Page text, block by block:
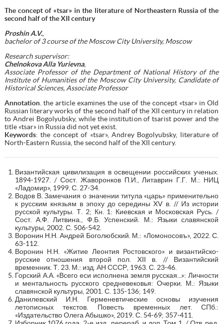
The concept of «tsar» in the literature of Northeastern Russia of the
second half of the XII century
Proshin A.V.,
bachelor of 3 course of the Moscow City University, Moscow
Research supervisor:
Chelnokova Alla Yurievna,
Associate Professor of the Department of National History of the
Institute of Humanities of the Moscow City University, Candidate of
Historical Sciences, Associate Professor
Annotation. the article examines the use of the concept «tsar» in Old
Russian literary works of the second half of the XII century in relation
to Andrei Bogolyubsky, while the institution of tsarist power and the
title «tsar» in Russia did not yet exist.
Keywords: the concept of «tsar», Andrey Bogolyubsky, literature of
North-Eastern Russia, the second half of the XII century.
Византийская цивилизация в освещении российских ученых.
1894-1927. / Сост. Жаворонков П.И., Литаврин Г.Г. М.: НИЦ
«Ладомир», 1999. С. 27-34.
Водов В. Замечания о значении титула «царь» применительно
к русским князьям в эпоху до середины XV в. // Из истории
русской культуры. Т. 2; Кн. 1: Киевская и Московская Русь. /
Сост. А.Ф. Литвина., Ф.Б. Успенский. М.: Языки славянской
культуры, 2002. С. 506-542.
Воронин Н.Н. Андрей Боголюбский. М.: «Ломоносовъ», 2022. С.
63-112.
Воронин Н.Н. «Житие Леонтия Ростовского» и византийско-
русские отношения второй пол. XII в. // Византийский
временник. Т. 23. М.: изд. АН СССР, 1963. С. 23-46.
Горский А.А. «Всего еси исполнена земля русская...»: Личности
и ментальность русского средневековья: Очерки. М.: Языки
славянской культуры, 2001. С. 135-136; 149.
Данилевский И.Н. Герменевтические основы изучения
летописных текстов. Повесть временных лет. СПб.:
«Издательство Олега Абышко», 2019. С. 54-69; 357-411.